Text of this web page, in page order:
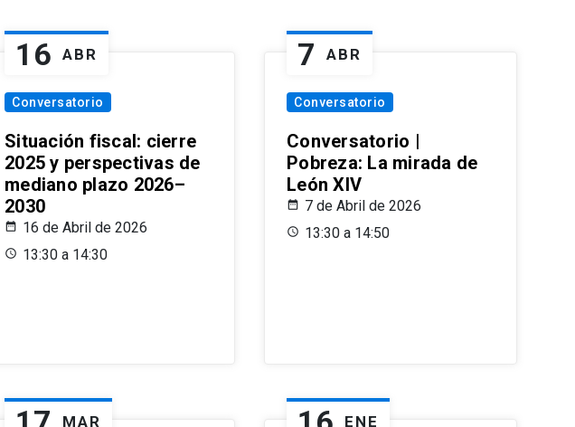
16 ABR
Conversatorio
Situación fiscal: cierre
2025 y perspectivas de
mediano plazo 2026–
2030
16 de Abril de 2026
13:30 a 14:30
7 ABR
Conversatorio
Conversatorio |
Pobreza: La mirada de
León XIV
7 de Abril de 2026
13:30 a 14:50
MAR ENE